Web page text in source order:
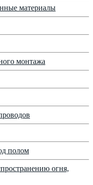
материалы
монтажа
полом
огня,